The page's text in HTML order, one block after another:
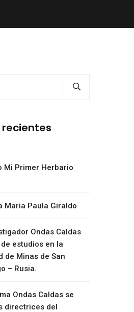
Mi Primer Herbario
Maria Paula Giraldo
Ondas Caldas
estudios en la
de Minas de San
– Rusia.
Ondas Caldas se
directrices del